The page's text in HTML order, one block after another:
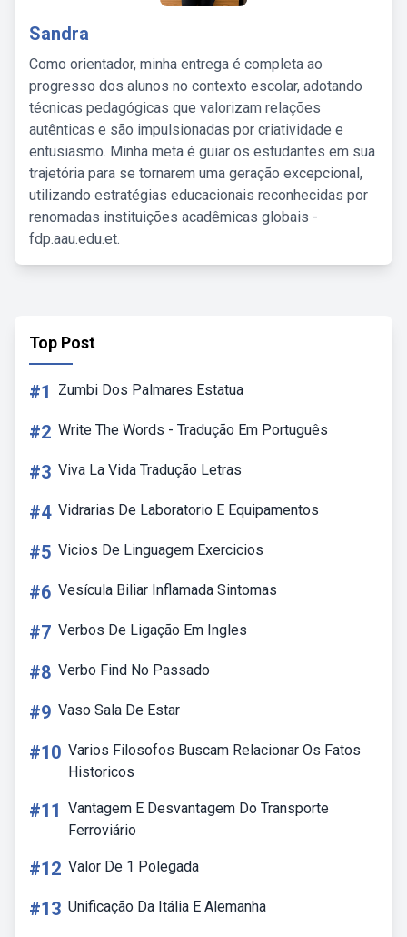
Sandra
Como orientador, minha entrega é completa ao
progresso dos alunos no contexto escolar, adotando
técnicas pedagógicas que valorizam relações
autênticas e são impulsionadas por criatividade e
entusiasmo. Minha meta é guiar os estudantes em sua
trajetória para se tornarem uma geração excepcional,
utilizando estratégias educacionais reconhecidas por
renomadas instituições acadêmicas globais -
fdp.aau.edu.et.
Top Post
#1 Zumbi Dos Palmares Estatua
#2 Write The Words - Tradução Em Português
#3 Viva La Vida Tradução Letras
#4 Vidrarias De Laboratorio E Equipamentos
#5 Vicios De Linguagem Exercicios
#6 Vesícula Biliar Inflamada Sintomas
#7 Verbos De Ligação Em Ingles
#8 Verbo Find No Passado
#9 Vaso Sala De Estar
#10 Varios Filosofos Buscam Relacionar Os Fatos
Historicos
#11 Vantagem E Desvantagem Do Transporte
Ferroviário
#12 Valor De 1 Polegada
#13 Unificação Da Itália E Alemanha